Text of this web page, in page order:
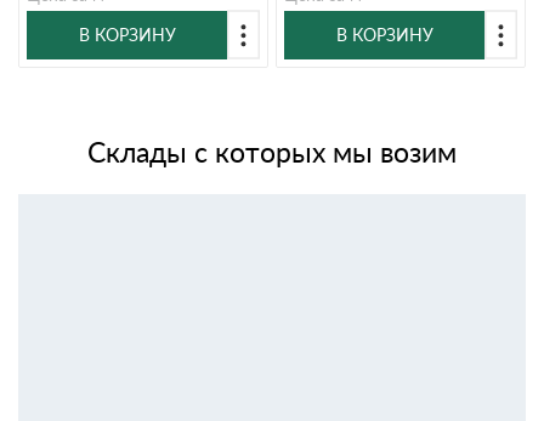
В КОРЗИНУ
В КОРЗИНУ
Склады с которых мы возим